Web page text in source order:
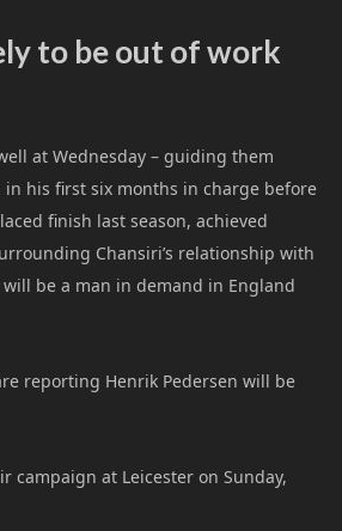
to be out of work
at Wednesday – guiding them
his first six months in charge before
finish last season, achieved
Chansiri’s relationship with
be a man in demand in England
reporting Henrik Pedersen will be
campaign at Leicester on Sunday,